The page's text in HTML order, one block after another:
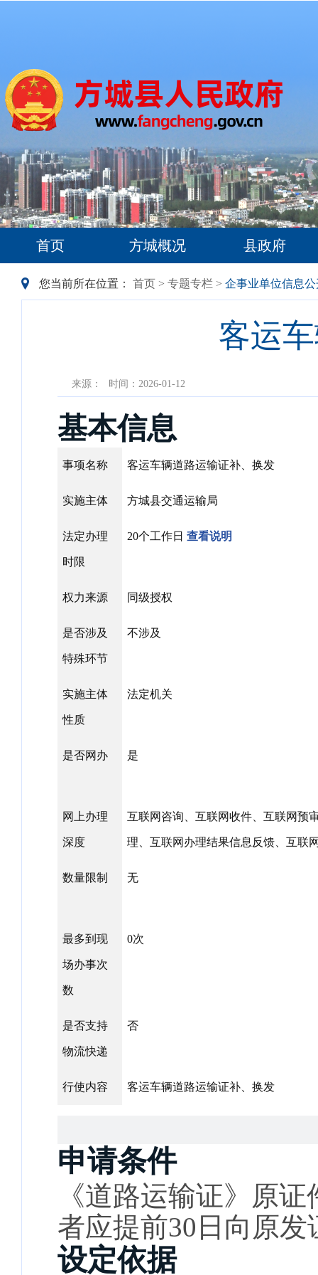
首页 方城概况 县政府
您当前所在位置： 首页 > 专题专栏 > 企事业单位信息公
客运
来源： 时间：2026-01-12
基本信息
事项名称 客运车辆道路运输证补、换发
实施主体 方城县交通运输局
法定办理
时限
20个工作日 查看说明
权力来源 同级授权
是否涉及
特殊环节
不涉及
实施主体
性质
法定机关
是否网办 是
网上办理
深度
互联网咨询、互联网收件、互联网预
理、互联网办理结果信息反馈、互联
数量限制 无
最多到现
场办事次
数
0次
是否支持
物流快递
否
行使内容 客运车辆道路运输证补、换发
申请条件
《道路运输证》原
者应提前30日向原
设定依据